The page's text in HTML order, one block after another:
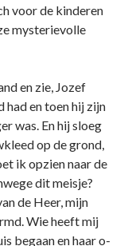
voor de kinderen
mysterievolle
en zie, Jozef
had en toen hij zijn
was. En hij sloeg
op de grond,
ik opzien naar de
dit meisje?
de Heer, mijn
Wie heeft mij
begaan en haar o­